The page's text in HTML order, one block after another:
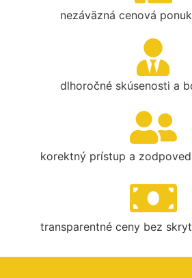
nezáväzná cenová
dlhoročné skúsenosti a
korektný prístup a
transparentné ceny bez